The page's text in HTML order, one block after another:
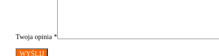
Twoja opinia*